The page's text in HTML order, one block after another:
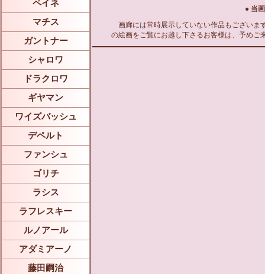
ペイネ
マチス
ガントナー
シャロワ
ドラクロワ
ギヤマン
ワイズバッシュ
デペルト
ファンシュ
ゴリチ
ラシス
ラフレスキー
ルノアール
アダミアーノ
藤田嗣治
● 当
画廊には常時展示していない作品もございま
の絵画をご覧にお越し下さるお客様は、予め